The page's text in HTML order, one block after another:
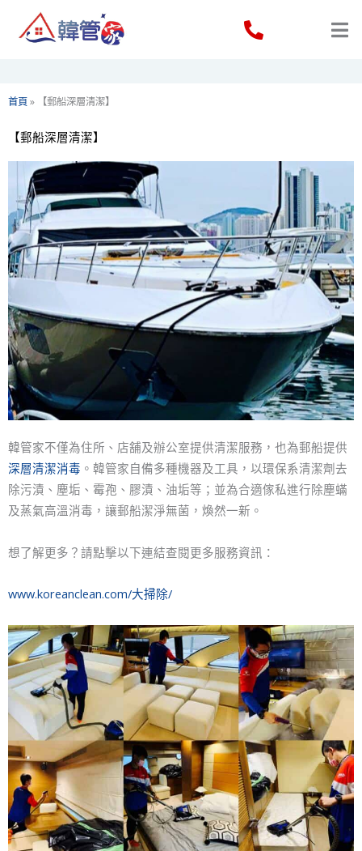
首頁» 【郵船深層清潔】
【郵船深層清潔】
韓管家不僅為住所、店舖及辦公室提供清潔服務，也為郵船提供
深層清潔消毒 。韓管家自備多種機器及工具，以環保系清潔劑去
除污漬、塵垢、霉孢、膠漬、油垢等；並為合適傢私進行除塵蟎
及蒸氣高溫消毒，讓郵船潔淨無菌，煥然一新。
想了解更多？請點擊以下連結查閱更多服務資訊：
www.koreanclean.com/大掃除/